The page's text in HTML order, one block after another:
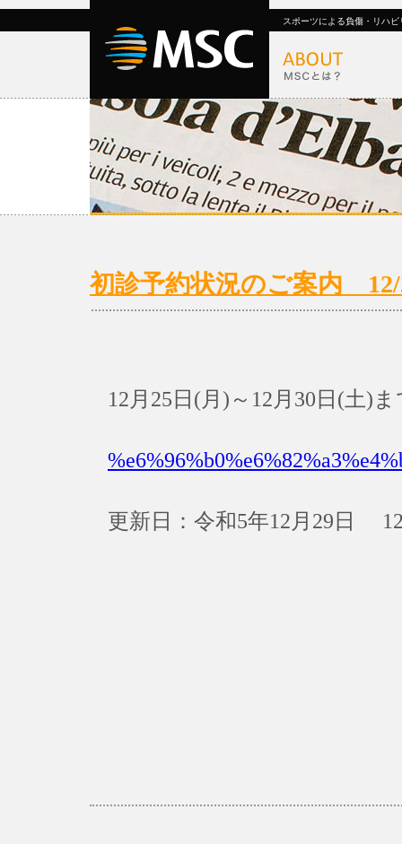
スポーツによる負傷・リハ
初診予約状況のご案内 12/
12月25日(月)～12月30日(土)
更新日：令和5年12月29日